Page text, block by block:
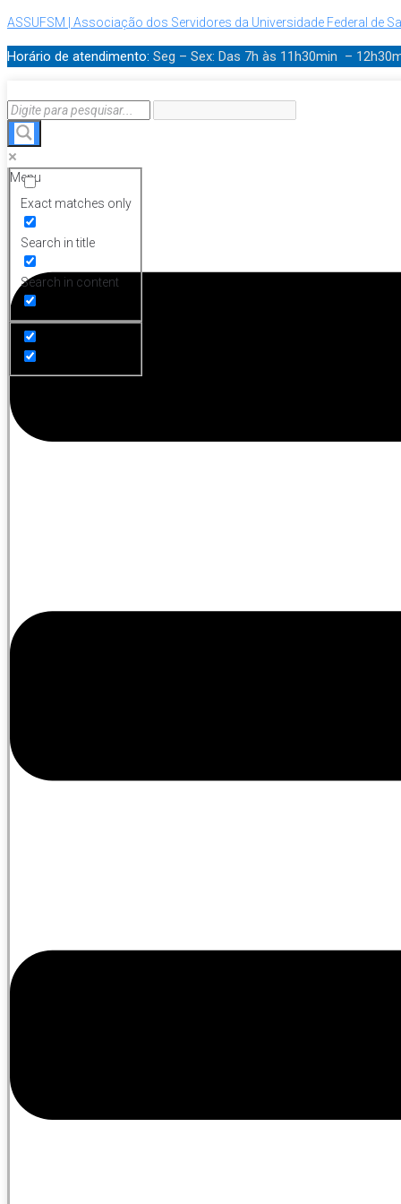
ASSUFSM | Associação dos Servidores da Universidade Federal de
Horário de atendimento: Seg – Sex: Das 7h às 11h30min –
Exact matches only
Search in title
Search in content
Menu